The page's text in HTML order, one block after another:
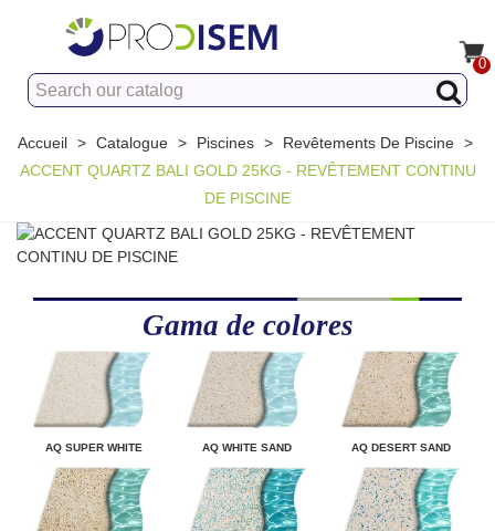
0
Accueil > Catalogue > Piscines > Revêtements De Piscine >
ACCENT QUARTZ BALI GOLD 25KG - REVÊTEMENT CONTINU
DE PISCINE
Gama de colores
AQ SUPER WHITE AQ WHITE SAND AQ DESERT SAND